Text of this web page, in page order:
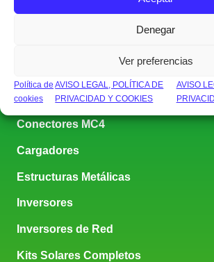
Denegar
Ver preferencias
Política de
cookies
AVISO LEGAL, POLÍTICA DE
PRIVACIDAD Y COOKIES
AVISO
[EQUIPOS]
Cableado
Conectores MC4
Cargadores
Estructuras Metálicas
Inversores
Inversores de Red
Kits Solares Completos